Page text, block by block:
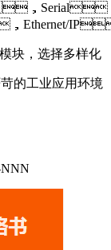
，
Ethernet/
块，选择多样化
苛的工业应用环境